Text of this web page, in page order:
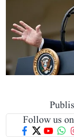
Follow us